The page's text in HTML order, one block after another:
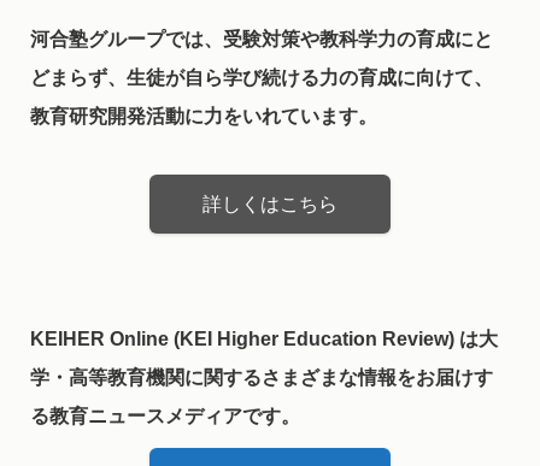
河合塾グループでは、受験対策や教科学力の育成にと
どまらず、生徒が自ら学び続ける力の育成に向けて、
教育研究開発活動に力をいれています。
詳しくはこちら
KEIHER Online (KEI Higher Education Review) は大
学・高等教育機関に関するさまざまな情報をお届けす
る教育ニュースメディアです。